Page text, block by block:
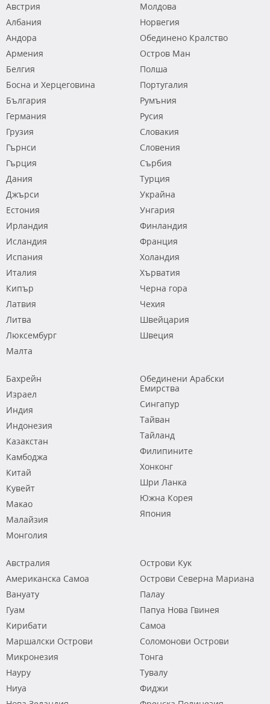
Австрия
Албания
Андора
Армения
Белгия
Босна и Херцеговина
България
Германия
Грузия
Гърнси
Гърция
Дания
Джърси
Естония
Ирландия
Исландия
Испания
Италия
Кипър
Латвия
Литва
Люксембург
Малта
Молдова
Норвегия
Обединено Кралство
Остров Ман
Полша
Португалия
Румъния
Русия
Словакия
Словения
Сърбия
Турция
Украйна
Унгария
Финландия
Франция
Холандия
Хърватия
Черна гора
Чехия
Швейцария
Швеция
Бахрейн
Израел
Индия
Индонезия
Казакстан
Камбоджа
Китай
Кувейт
Макао
Малайзия
Монголия
Обединени Арабски
Емирства
Сингапур
Тайван
Тайланд
Филипините
Хонконг
Шри Ланка
Южна Корея
Япония
Австралия
Американска Самоа
Вануату
Гуам
Кирибати
Маршалски Острови
Микронезия
Науру
Ниуа
Острови Кук
Острови Северна Мариана
Палау
Папуа Нова Гвинея
Самоа
Соломонови Острови
Тонга
Тувалу
Фиджи